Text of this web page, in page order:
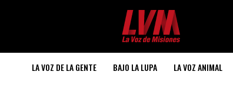
LA VOZ DE LA GENTE BAJO LA LUPA LA VOZ ANIMAL